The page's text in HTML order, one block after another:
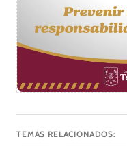
TEMAS RELACIONADOS: